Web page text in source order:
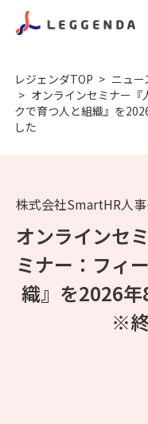
レジェンダTOP
ニュー
オンラインセミナー『
クで育つ人と組織』を
した
株式会社SmartHR人事
オンラインセ
ミナー：フィ
織』を2026年
※